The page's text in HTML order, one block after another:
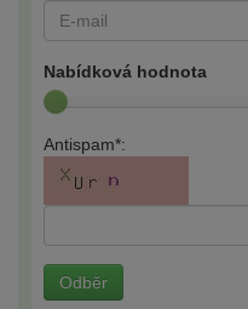
Nabídková hodnota
Antispam*:
Odběr